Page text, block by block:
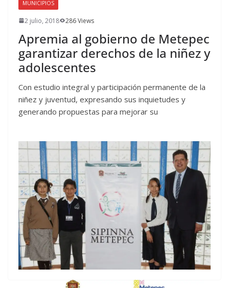
MUNICIPIOS
2 julio, 2018 286 Views
Apremia al gobierno de Metepec
garantizar derechos de la niñez y
adolescentes
Con estudio integral y participación permanente de la
niñez y juventud, expresando sus inquietudes y
generando propuestas para mejorar su